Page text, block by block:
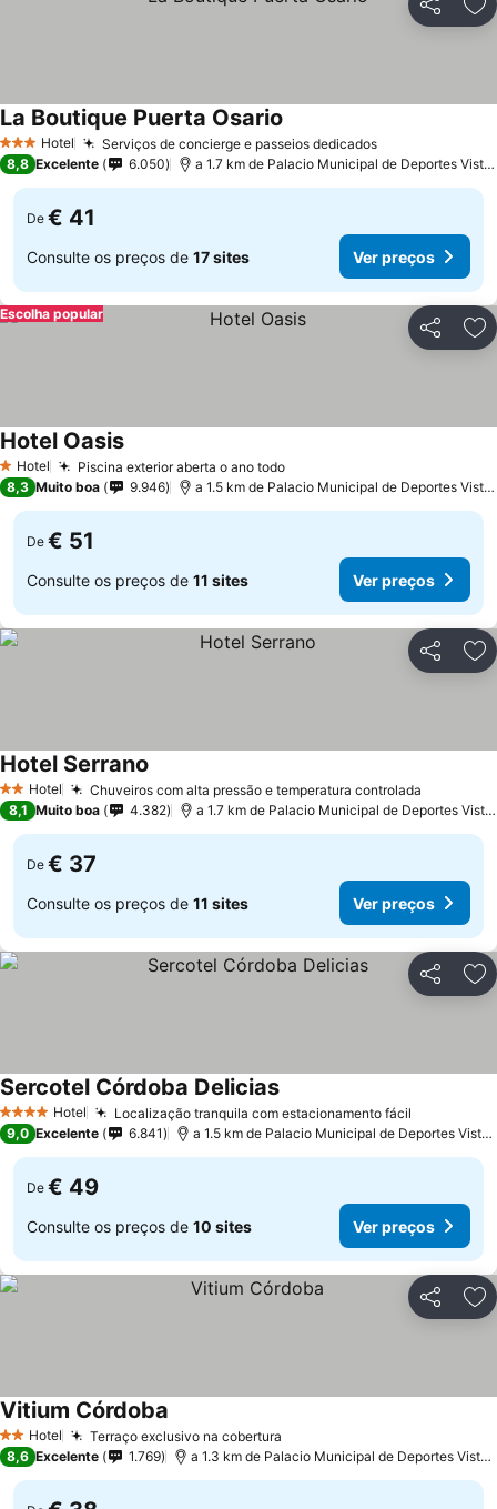
Partilhar
3 EstrelasHotel Serviços de concierge e passeios dedicados
La Boutique Puerta Osario
8,8 Excelente 6.050 a 1.7 km de Palacio Municipal de Deportes Vista Alegre
De € 41
Consulte os preços de 17 sites Ver preços
Partilhar
Escolha popular
1 Estrelas
Hotel Piscina exterior aberta o ano todo
Hotel Oasis
8,3 Muito boa 9.946 a 1.5 km de Palacio Municipal de Deportes Vista Alegre
De € 51
Consulte os preços de 11 sites Ver preços
Partilhar
2 Estrelas
Hotel Chuveiros com alta pressão e temperatura controlada
Hotel Serrano
8,1 Muito boa 4.382 a 1.7 km de Palacio Municipal de Deportes Vista Alegre
De € 37
Consulte os preços de 11 sites Ver preços
Partilhar
4 EstrelasHotel Localização tranquila com estacionamento fácil
Sercotel Córdoba Delicias
9,0 Excelente 6.841 a 1.5 km de Palacio Municipal de Deportes Vista Alegre
De € 49
Consulte os preços de 10 sites Ver preços
Partilhar
2 Estrelas
Hotel Terraço exclusivo na cobertura
Vitium Córdoba
8,6 Excelente 1.769 a 1.3 km de Palacio Municipal de Deportes Vista Alegre